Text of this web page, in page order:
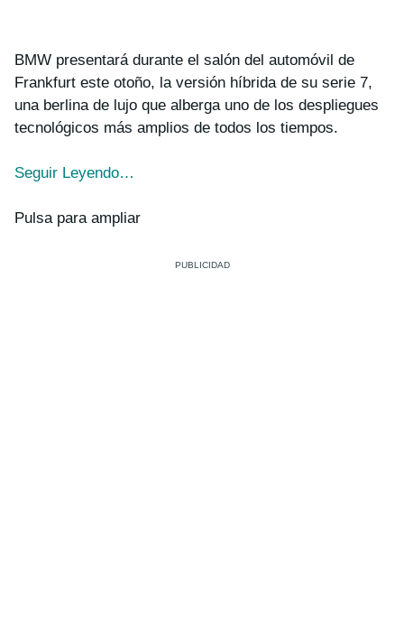
BMW presentará durante el salón del automóvil de
Frankfurt este otoño, la versión híbrida de su serie 7,
una berlina de lujo que alberga uno de los despliegues
tecnológicos más amplios de todos los tiempos.
Seguir Leyendo…
Pulsa para ampliar